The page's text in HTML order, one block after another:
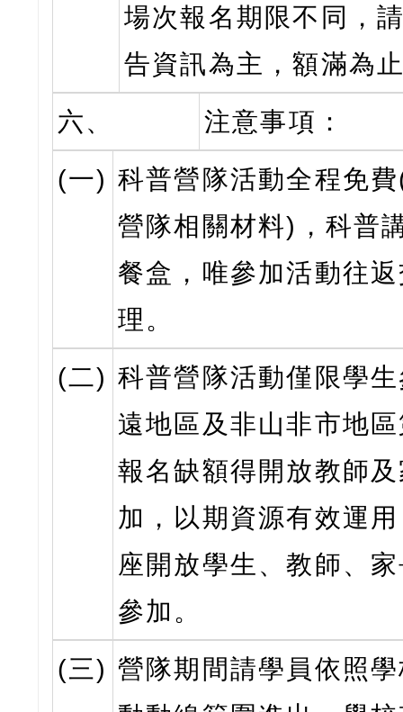
場次報名期限不同，
告資訊為主，額滿為
六、
注意事項：
(一) 科普營隊活動全程免
營隊相關材料)，科普
餐盒，唯參加活動往
理。
(二) 科普營隊活動僅限學
遠地區及非山非市地
報名缺額得開放教師
加，以期資源有效運
座開放學生、教師、
參加。
(三) 營隊期間請學員依照